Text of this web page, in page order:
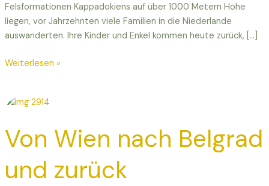
Felsformationen Kappadokiens auf über 1000 Metern Höhe
liegen, vor Jahrzehnten viele Familien in die Niederlande
auswanderten. Ihre Kinder und Enkel kommen heute zurück, […]
Weiterlesen »
Von Wien nach Belgrad
und zurück
Von
nach
Belgrad
zurück